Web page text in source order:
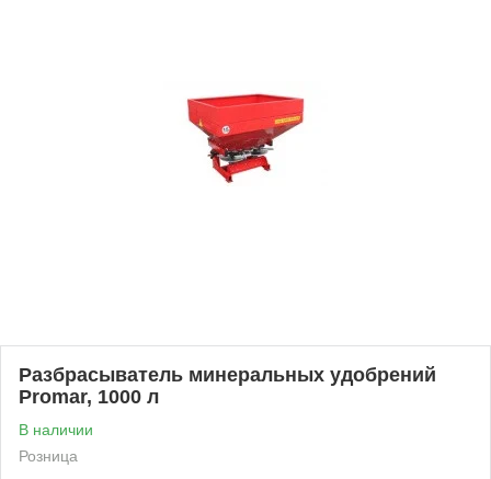
Разбрасыватель минеральных удобрений
Promar, 1000 л
В наличии
Розница